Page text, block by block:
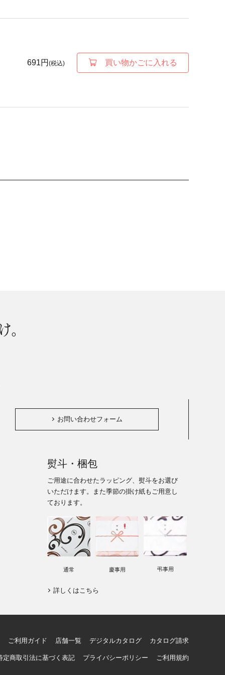
691円 (税込) 買い物かごに入れる
お問い合わせフォーム
熨斗・梱包
ご用途に合わせたラッピング、熨斗をお選び
いただけます。また季節の掛け紙もご用意し
ております。
通常 慶事用 弔事用
詳しくはこちら
ご利用ガイド 店舗一覧 デジタルカタログ カタログ請求
定商取引法に基づく表記 プライバシーポリシー ご利用規約